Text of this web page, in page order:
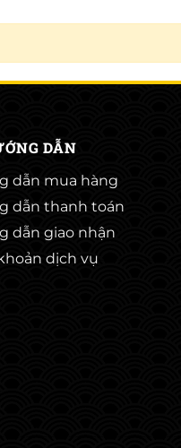
DẪN
dẫn mua hàng
dẫn thanh toán
dẫn giao nhận
dịch vụ